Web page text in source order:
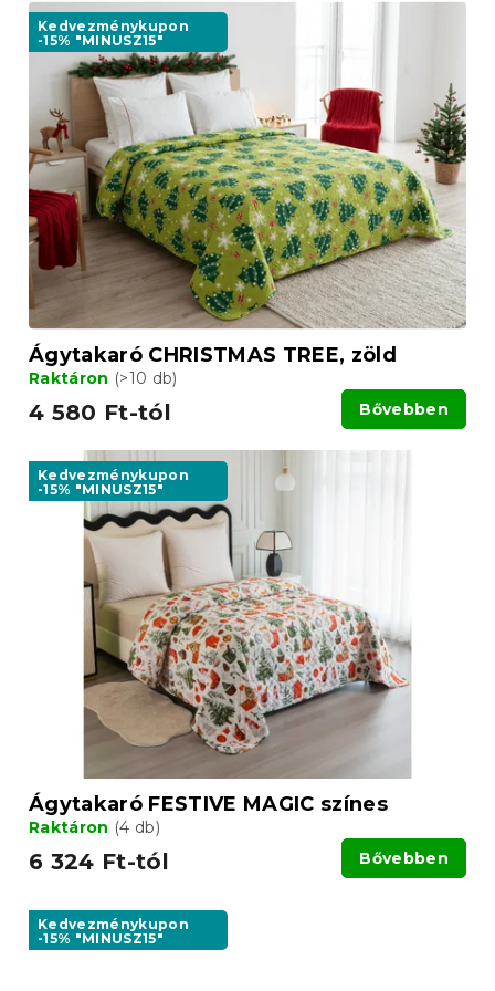
Kedvezménykupon
-15% "MINUSZ15"
Ágytakaró CHRISTMAS TREE, zöld
Raktáron (>10 db)
4 580 Ft-tól Bővebben
Kedvezménykupon
-15% "MINUSZ15"
Ágytakaró FESTIVE MAGIC színes
Raktáron (4 db)
6 324 Ft-tól Bővebben
Kedvezménykupon
-15% "MINUSZ15"